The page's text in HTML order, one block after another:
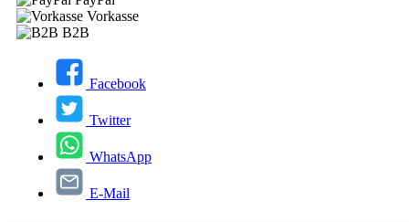
Vorkasse
B2B
Facebook
Twitter
WhatsApp
E-Mail